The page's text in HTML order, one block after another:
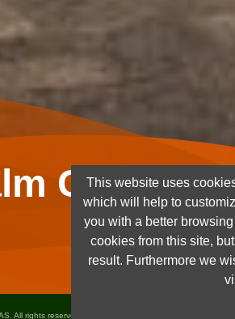
Ghana
All rights reserved. Design and implementation
This website uses
which will help to
you with a better
cookies from this site,
result. Furthermore we